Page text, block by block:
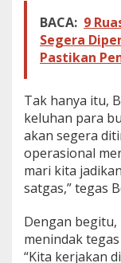
BACA: 9
Segera
Pastikan
Tak hanya itu,
keluhan para
akan segera
operasional
mari kita
satgas,” tegas
Dengan
menindak
“Kita kerjakan